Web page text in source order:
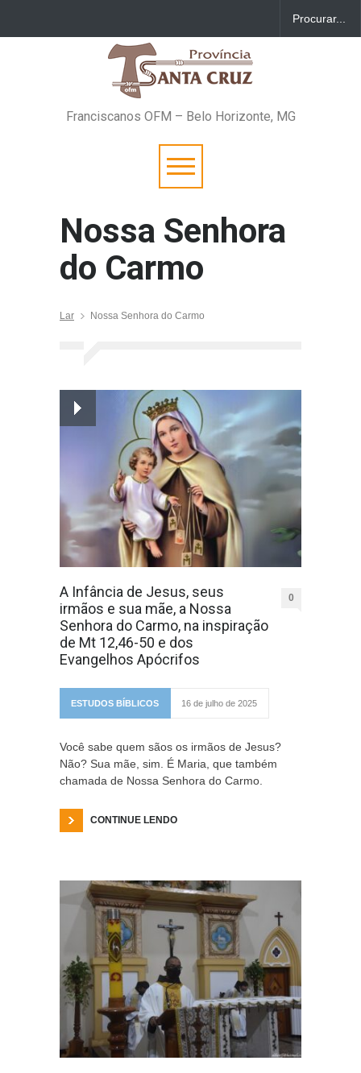
Franciscanos OFM – Belo Horizonte, MG
Nossa Senhora
do Carmo
Lar Nossa Senhora do Carmo
A Infância de Jesus, seus
irmãos e sua mãe, a Nossa
Senhora do Carmo, na inspiração
de Mt 12,46-50 e dos
Evangelhos Apócrifos
0
ESTUDOS BÍBLICOS 16 de julho de 2025
Você sabe quem sãos os irmãos de Jesus?
Não? Sua mãe, sim. É Maria, que também
chamada de Nossa Senhora do Carmo.
CONTINUE LENDO